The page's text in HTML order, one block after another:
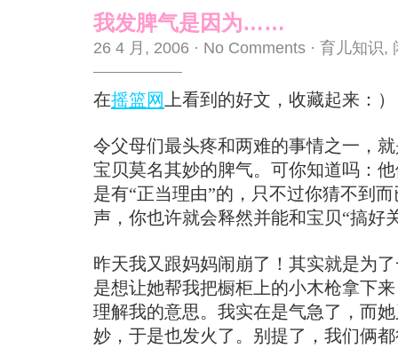
我发脾气是因为……
26 4 月, 2006 · No Comments · 育儿知识,
在摇篮网 上看到的好文，收藏起来：）
令父母们最头疼和两难的事情之一，
宝贝莫名其妙的脾气。可你知道吗：
是有“正当理由”的，只不过你猜不到
声，你也许就会释然并能和宝贝“搞好
昨天我又跟妈妈闹崩了！其实就是为
是想让她帮我把橱柜上的小木枪拿下
理解我的意思。我实在是气急了，而
妙，于是也发火了。别提了，我们俩